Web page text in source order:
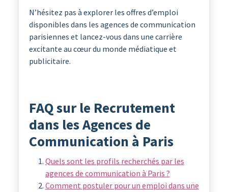
N’hésitez pas à explorer les offres d’emploi
disponibles dans les agences de communication
parisiennes et lancez-vous dans une carrière
excitante au cœur du monde médiatique et
publicitaire.
FAQ sur le Recrutement
dans les Agences de
Communication à Paris
Quels sont les profils recherchés par les
agences de communication à Paris ?
Comment postuler pour un emploi dans une